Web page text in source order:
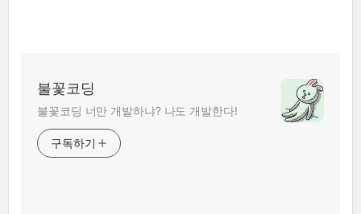
불꽃코딩
불꽃코딩 너만 개발하냐? 나도 개발한다!
구독하기